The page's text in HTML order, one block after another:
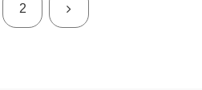
2 次